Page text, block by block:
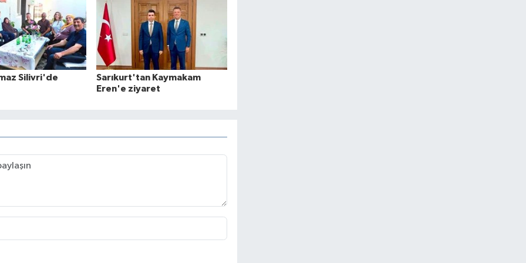
Silivri'de
Sarıkurt'tan Kaymakam
Eren'e ziyaret